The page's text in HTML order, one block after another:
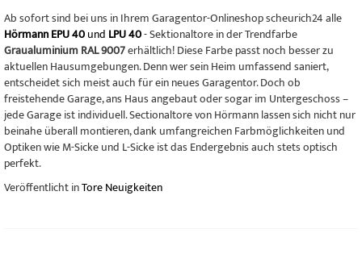
Ab sofort sind bei uns in Ihrem Garagentor-Onlineshop scheurich24 alle
Hörmann EPU 40und LPU 40- Sektionaltore in der Trendfarbe
Graualuminium RAL 9007erhältlich! Diese Farbe passt noch besser zu
aktuellen Hausumgebungen. Denn wer sein Heim umfassend saniert,
entscheidet sich meist auch für ein neues Garagentor. Doch ob
freistehende Garage, ans Haus angebaut oder sogar im Untergeschoss –
jede Garage ist individuell. Sectionaltore von Hörmann lassen sich nicht nur
beinahe überall montieren, dank umfangreichen Farbmöglichkeiten und
Optiken wie M-Sicke und L-Sicke ist das Endergebnis auch stets optisch
perfekt.
Veröffentlicht inTore Neuigkeiten